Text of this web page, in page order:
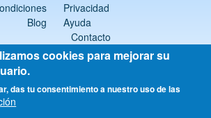
Privacidad
Blog
Ayuda
Contacto
2018-2026 ©mirador.cat
los derechos reservados
Select
cookies para mejorar su
das tu consentimiento a nuestro uso de las